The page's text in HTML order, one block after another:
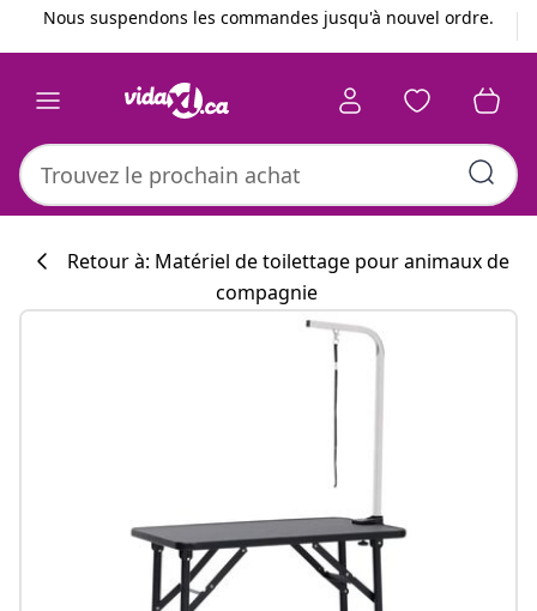
Précédent
Suivant
Nous suspendons les commandes jusqu'à nouvel ordre.
Retour à: Matériel de toilettage pour animaux de
compagnie